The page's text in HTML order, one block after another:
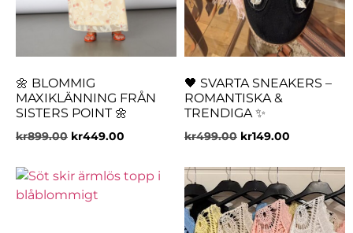
🌼 BLOMMIG
MAXIKLÄNNING FRÅN
SISTERS POINT 🌼
kr899.00 kr449.00
🖤 SVARTA SNEAKERS –
ROMANTISKA &
TRENDIGA ✨
kr499.00 kr149.00